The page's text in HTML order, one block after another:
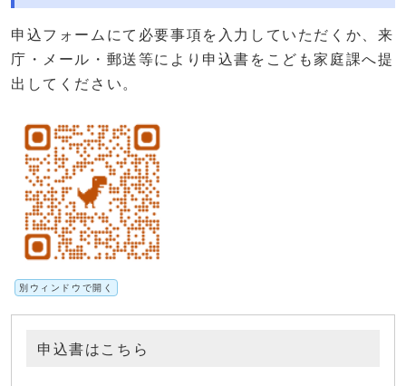
申込フォームにて必要事項を入力していただくか、来
庁・メール・郵送等により申込書をこども家庭課へ提
出してください。
別ウィンドウで開く
申込書はこちら